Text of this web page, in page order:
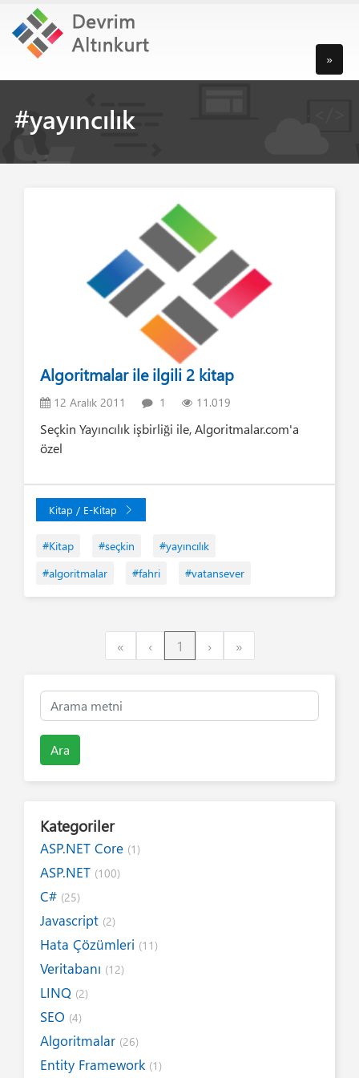
»
#yayıncılık
Algoritmalar ile ilgili 2 kitap
12 Aralık 2011 1 11.019
Seçkin Yayıncılık işbirliği ile, Algoritmalar.com'a
özel
Kitap / E-Kitap
#Kitap #seçkin
#yayıncılık
#algoritmalar
#fahri #vatansever
«First ‹Previous
1 ›Next»Last
Ara
Kategoriler
ASP.NET Core (1)
ASP.NET (100)
C# (25)
Javascript (2)
Hata Çözümleri (11)
Veritabanı (12)
LINQ (2)
SEO (4)
Algoritmalar (26)
Entity Framework (1)